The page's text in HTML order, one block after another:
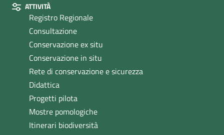
ATTIVITÀ
Registro Regionale
Consultazione
Conservazione ex situ
Conservazione in situ
Rete di conservazione e sicurezza
Didattica
Progetti pilota
Mostre pomologiche
Itinerari biodiversità